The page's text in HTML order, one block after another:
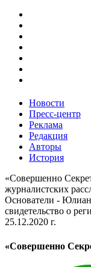
Новости
Пресс-центр
Реклама
Редакция
Авторы
История
«Совершенно
журналистских
Основатели -
свидетельство о
25.12.2020 г.
«Совершенно